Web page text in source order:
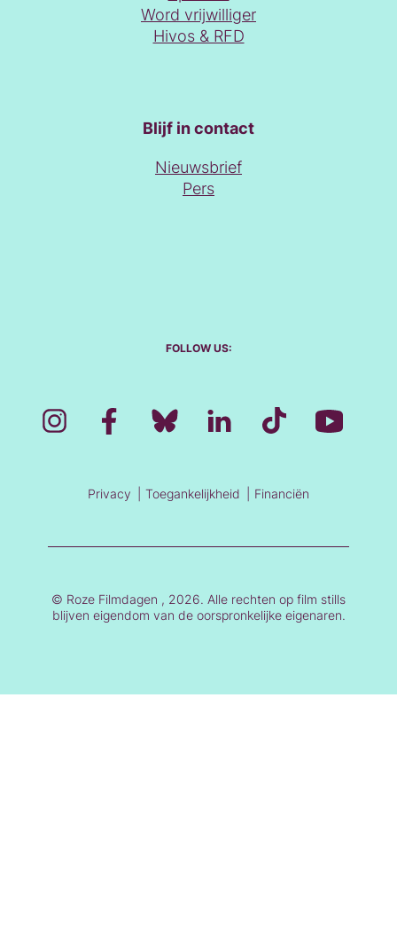
Word vrijwilliger
Hivos & RFD
Blijf in contact
Nieuwsbrief
Pers
FOLLOW US:
Privacy Toegankelijkheid Financiën
© Roze Filmdagen , 2026. Alle rechten op film stills
blijven eigendom van de oorspronkelijke eigenaren.